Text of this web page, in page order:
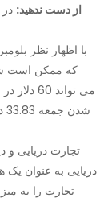
از دست ندهید:
که ممکن است
دریایی به عنوان